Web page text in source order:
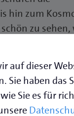
hin zum
zu sehen,
Anke
aller
auf dieser
Sie haben das
Sie es für